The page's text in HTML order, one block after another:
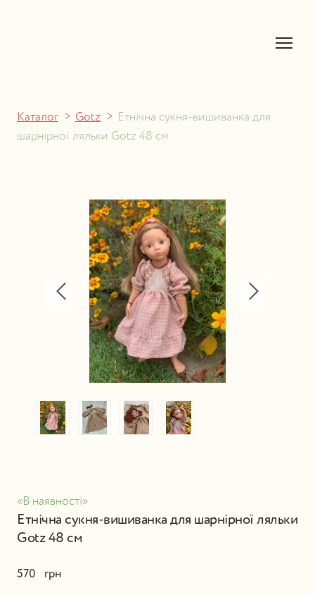
Каталог Gotz
Етнічна сукня-вишиванка для
шарнірної ляльки Gotz 48 см
«В наявності»
Етнічна сукня-вишиванка для шарнірної ляльки
Gotz 48 см
570   грн